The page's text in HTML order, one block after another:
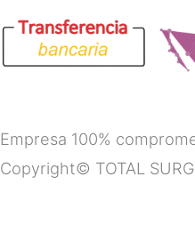
Empresa 100%
Copyright© TOTAL